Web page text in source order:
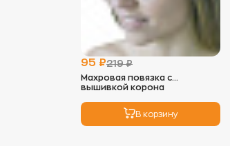
95 ₽219 ₽
Махровая повязка с
вышивкой корона
В корзину